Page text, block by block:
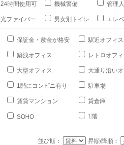
24時間使用可 機械警備 管理人
光ファイバー 男女別トイレ エレ
保証金・敷金が格安 駅近オフィス
築浅オフィス レトロオフ
大型オフィス 大通り沿い
1階にコンビニ有り 駐車場
賃貸マンション 貸倉庫
SOHO 1階
並び順： 昇順/降順：